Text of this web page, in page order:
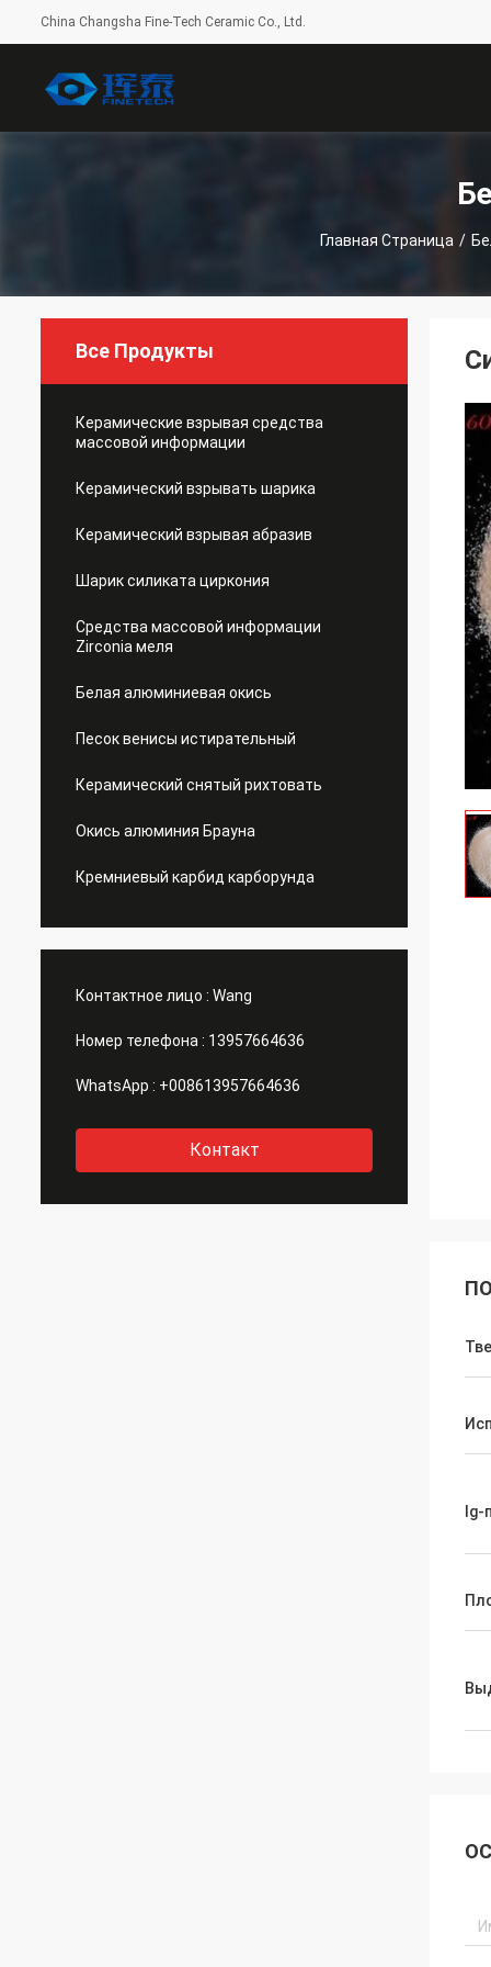
China Changsha Fine-Tech Ceramic Co., Ltd.
Главная Страница /
Все Продукты
Керамические взрывая средства
массовой информации
Керамический взрывать шарика
Керамический взрывая абразив
Шарик силиката циркония
Средства массовой информации
Zirconia меля
Белая алюминиевая окись
Песок венисы истирательный
Керамический снятый рихтовать
Окись алюминия Брауна
Кремниевый карбид карборунда
Контактное лицо : Wang
Номер телефона : 13957664636
WhatsApp : +008613957664636
Контакт
Ig-